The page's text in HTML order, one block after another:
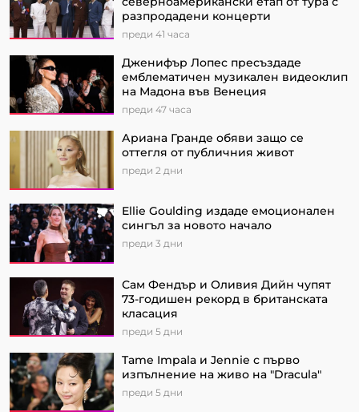
разпродадени концерти
преди 41 часа
Дженифър Лопес пресъздаде
емблематичен музикален видеоклип
на Мадона във Венеция
преди 47 часа
Ариана Гранде обяви защо се
оттегля от публичния живот
преди 2 дни
Ellie Goulding издаде емоционален
сингъл за новото начало
преди 3 дни
Сам Фендър и Оливия Дийн чупят
73-годишен рекорд в британската
класация
преди 5 дни
Tame Impala и Jennie с първо
изпълнение на живо на "Dracula"
преди 5 дни